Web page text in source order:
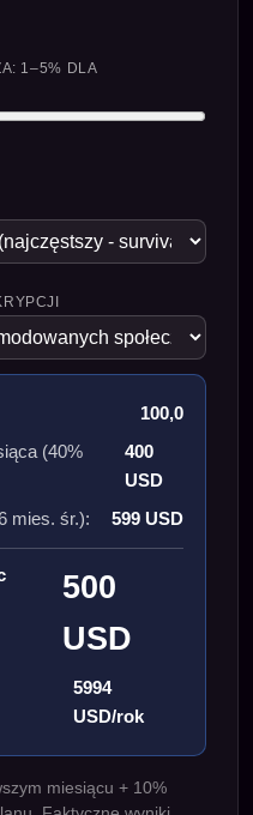
1–5% DLA
100,0
(40%
400
USD
mies. śr.): 599 USD
500
USD
5994
USD/rok
miesiącu + 10%